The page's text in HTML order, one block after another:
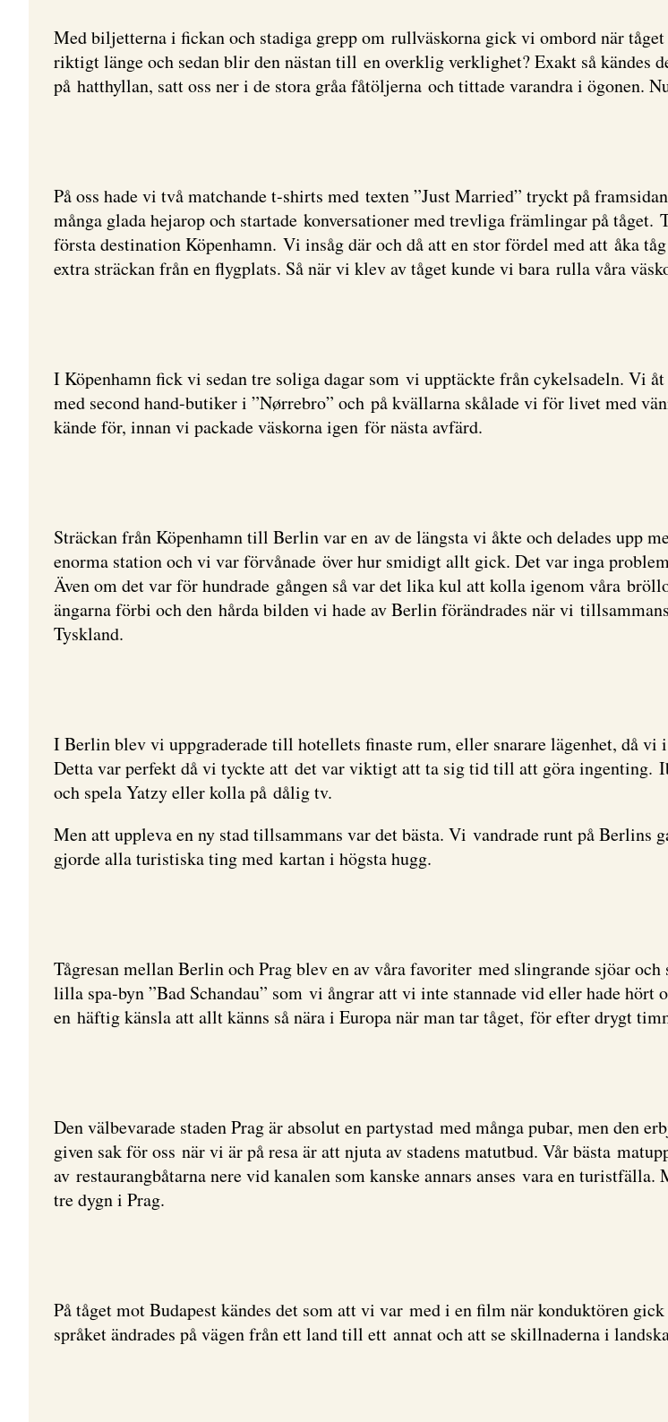
Med biljetterna i fickan och stadiga grepp om rullväskorna gick vi ombord när
riktigt länge och sedan blir den nästan till en overklig verklighet? Exakt så kändes
på hatthyllan, satt oss ner i de stora gråa fåtöljerna och tittade varandra i ögonen.
På oss hade vi två matchande t-shirts med texten ”Just Married” tryckt på
många glada hejarop och startade konversationer med trevliga främlingar på
första destination Köpenhamn. Vi insåg där och då att en stor fördel med att åka
extra sträckan från en flygplats. Så när vi klev av tåget kunde vi bara rulla våra
I Köpenhamn fick vi sedan tre soliga dagar som vi upptäckte från cykelsadeln. Vi
med second hand-butiker i ”Nørrebro” och på kvällarna skålade vi för livet med
kände för, innan vi packade väskorna igen för nästa avfärd.
Sträckan från Köpenhamn till Berlin var en av de längsta vi åkte och delades upp
enorma station och vi var förvånade över hur smidigt allt gick. Det var inga
Även om det var för hundrade gången så var det lika kul att kolla igenom våra
ängarna förbi och den hårda bilden vi hade av Berlin förändrades när vi
Tyskland.
I Berlin blev vi uppgraderade till hotellets finaste rum, eller snarare lägenhet, då
Detta var perfekt då vi tyckte att det var viktigt att ta sig tid till att göra ingenting.
och spela Yatzy eller kolla på dålig tv.
Men att uppleva en ny stad tillsammans var det bästa. Vi vandrade runt på Berlins
gjorde alla turistiska ting med kartan i högsta hugg.
Tågresan mellan Berlin och Prag blev en av våra favoriter med slingrande sjöar
lilla spa-byn ”Bad Schandau” som vi ångrar att vi inte stannade vid eller hade hört
en häftig känsla att allt känns så nära i Europa när man tar tåget, för efter drygt
Den välbevarade staden Prag är absolut en partystad med många pubar, men den
given sak för oss när vi är på resa är att njuta av stadens matutbud. Vår bästa
av restaurangbåtarna nere vid kanalen som kanske annars anses vara en
tre dygn i Prag.
På tåget mot Budapest kändes det som att vi var med i en film när konduktören
språket ändrades på vägen från ett land till ett annat och att se skillnaderna i